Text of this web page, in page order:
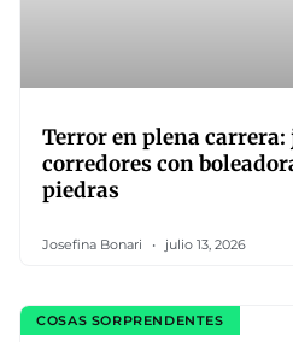
Terror en plena
corredores con
piedras
Josefina Bonari julio 13, 2026
COSAS SORPRENDENTES